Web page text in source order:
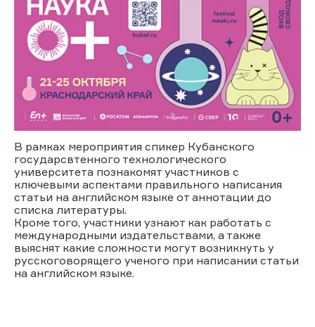
В рамках мероприятия спикер Кубанского
государсвтенного технологического
университета познакомят участников с
ключевыми аспектами правильного написания
статьи на английском языке от аннотации до
списка литературы.
Кроме того, участники узнают как работать с
международными издательствами, а также
выяснят какие сложности могут возникнуть у
русскоговорящего ученого при написании статьи
на английском языке.